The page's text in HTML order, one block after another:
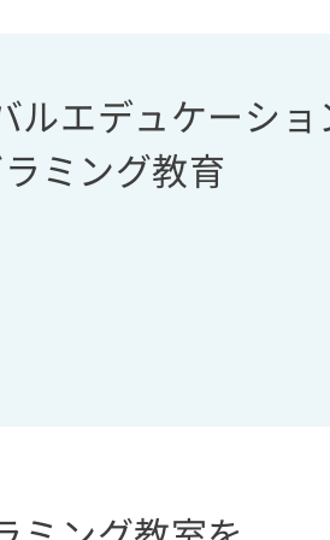
ルエデュケーショ
ミング教育